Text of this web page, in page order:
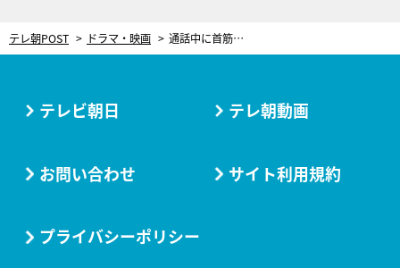
テレ朝POST ドラマ・映画 通話中に首筋キス…“10歳下”正門良規の嫉妬バックハグにときめき急上昇＜ムサシノ輪舞曲＞
テレビ朝日 テレ朝動画
お問い合わせ サイト利用規約
プライバシーポリシー